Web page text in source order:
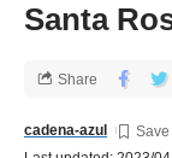
Santa
cadena-azul
Share